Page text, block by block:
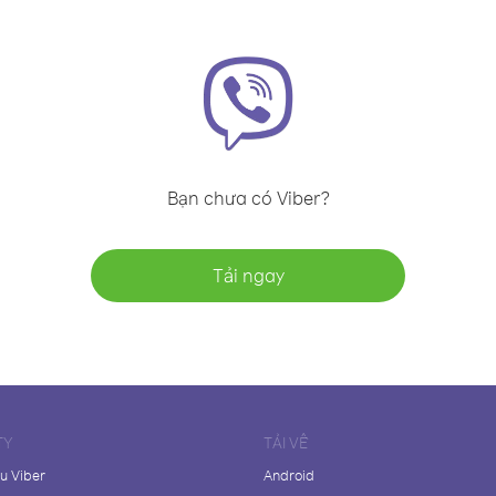
Bạn chưa có Viber?
Tải ngay
Viber
TẢI VỀ
Android